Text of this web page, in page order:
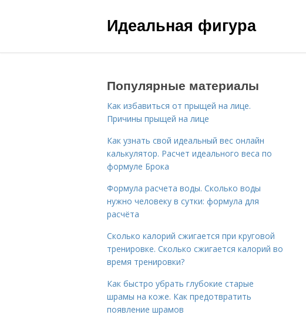
Идеальная фигура
Популярные материалы
Как избавиться от прыщей на лице.
Причины прыщей на лице
Как узнать свой идеальный вес онлайн
калькулятор. Расчет идеального веса по
формуле Брока
Формула расчета воды. Сколько воды
нужно человеку в сутки: формула для
расчёта
Сколько калорий сжигается при круговой
тренировке. Сколько сжигается калорий во
время тренировки?
Как быстро убрать глубокие старые
шрамы на коже. Как предотвратить
появление шрамов